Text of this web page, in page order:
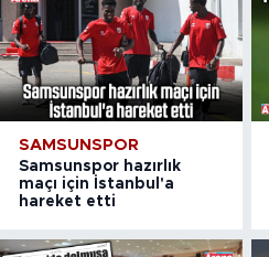
SAMSUNSPOR
Samsunspor hazırlık
maçı için İstanbul'a
hareket etti